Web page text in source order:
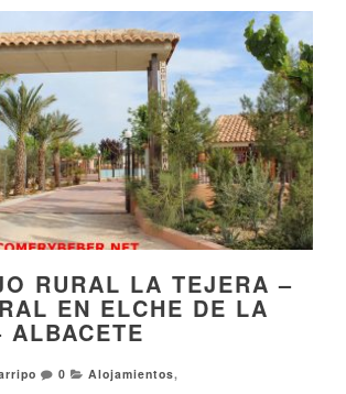
RURAL LA TEJERA –
EN ELCHE DE LA
ALBACETE
0 Alojamientos,